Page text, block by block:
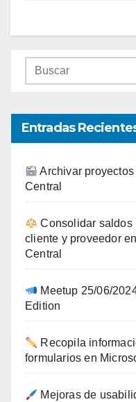
Entradas
Archivar
Central
Consolidar saldos
cliente y proveedor
Central
Meetup 25/06/
Edition
Recopila
formularios en
Mejoras de